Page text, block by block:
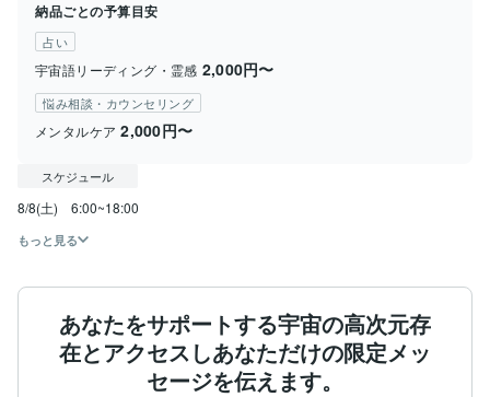
納品ごとの予算目安
占い
宇宙語リーディング・霊感 2,000円〜
悩み相談・カウンセリング
メンタルケア 2,000円〜
スケジュール
8/8(土)　6:00~18:00
もっと見る
あなたをサポートする宇宙の高次元存
在とアクセスしあなただけの限定メッ
セージを伝えます。